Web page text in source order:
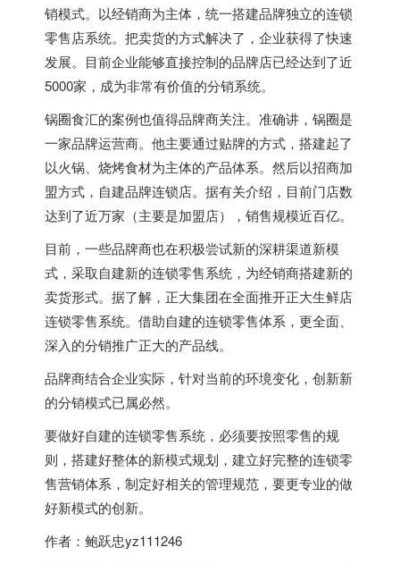
销模式。以经销商为主体，统一搭建品牌独立的连锁
零售店系统。把卖货的方式解决了，企业获得了快速
发展。目前企业能够直接控制的品牌店已经达到了近
5000家，成为非常有价值的分销系统。
锅圈食汇的案例也值得品牌商关注。准确讲，锅圈是
一家品牌运营商。他主要通过贴牌的方式，搭建起了
以火锅、烧烤食材为主体的产品体系。然后以招商加
盟方式，自建品牌连锁店。据有关介绍，目前门店数
达到了近万家（主要是加盟店），销售规模近百亿。
目前，一些品牌商也在积极尝试新的深耕渠道新模
式，采取自建新的连锁零售系统，为经销商搭建新的
卖货形式。据了解，正大集团在全面推开正大生鲜店
连锁零售系统。借助自建的连锁零售体系，更全面、
深入的分销推广正大的产品线。
品牌商结合企业实际，针对当前的环境变化，创新新
的分销模式已属必然。
要做好自建的连锁零售系统，必须要按照零售的规
则，搭建好整体的新模式规划，建立好完整的连锁零
售营销体系，制定好相关的管理规范，要更专业的做
好新模式的创新。
作者：鲍跃忠yz111246